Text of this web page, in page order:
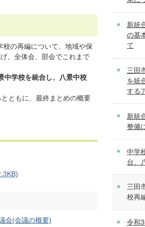
の再編について、地域や保
、全体会、部会でこれまで
中学校を統合し、八景中校
ともに、最終まとめの概要
会(会議の概要)
新統
の基
て
三田
を統
する
新統
整備
中学
台、
三田
校再
令和